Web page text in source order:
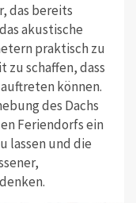
das bereits
akustische
praktisch zu
schaffen, dass
können.
des Dachs
Feriendorfs ein
lassen und die